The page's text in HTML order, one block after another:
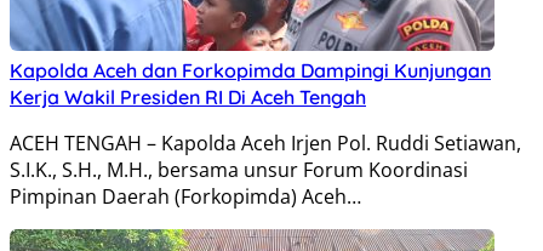
Kapolda Aceh dan Forkopimda Dampingi Kunjungan
Kerja Wakil Presiden RI Di Aceh Tengah
ACEH TENGAH – Kapolda Aceh Irjen Pol. Ruddi Setiawan,
S.I.K., S.H., M.H., bersama unsur Forum Koordinasi
Pimpinan Daerah (Forkopimda) Aceh…